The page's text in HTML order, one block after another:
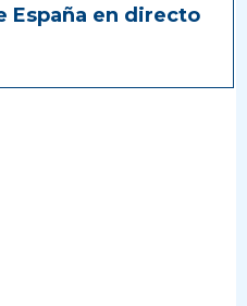
España en directo